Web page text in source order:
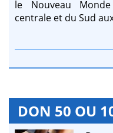
le Nouveau
centrale et du Sud
DON 50 OU